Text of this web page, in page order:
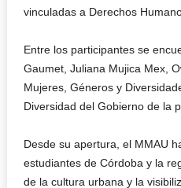
vinculadas a Derechos
Entre los participantes se
Gaumet, Juliana Mujica Mex,
Mujeres, Géneros y
Diversidad del Gobierno de la
Desde su apertura, el MMAU
estudiantes de Córdoba y la
de la cultura urbana y la